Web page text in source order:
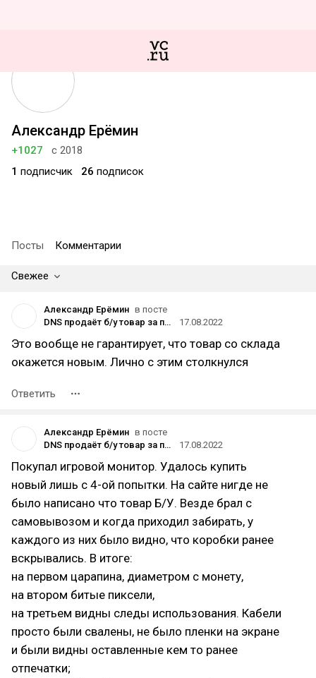
Александр Ерёмин
+1027
с 2018
1 подписчик 26 подписок
Посты Комментарии
Свежее
Александр Ерёмин в посте
DNS продаёт б/у товар за полную стоимость
17.08.2022
Это вообще не гарантирует, что товар со склада
окажется новым. Лично с этим столкнулся
Ответить
Александр Ерёмин в посте
DNS продаёт б/у товар за полную стоимость
17.08.2022
Покупал игровой монитор. Удалось купить
новый лишь с 4-ой попытки. На сайте нигде не
было написано что товар Б/У. Везде брал с
самовывозом и когда приходил забирать, у
каждого из них было видно, что коробки ранее
вскрывались. В итоге:
на первом царапина, диаметром с монету,
на втором битые пиксели,
на третьем видны следы использования. Кабели
просто были свалены, не было пленки на экране
и были видны оставленные кем то ранее
отпечатки;